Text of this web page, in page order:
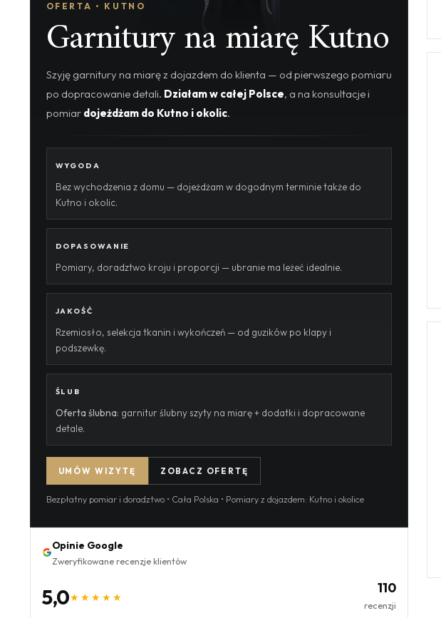
OFERTA • KUTNO
Garnitury na miarę Kutno
Szyję garnitury na miarę z dojazdem do klienta — od pierwszego pomiaru
po dopracowanie detali. Działam w całej Polsce, a na konsultacje i
pomiar dojeżdżam do Kutno i okolic.
WYGODA
Bez wychodzenia z domu — dojeżdżam w dogodnym terminie także do
Kutno i okolic.
DOPASOWANIE
Pomiary, doradztwo kroju i proporcji — ubranie ma leżeć idealnie.
JAKOŚĆ
Rzemiosło, selekcja tkanin i wykończeń — od guzików po klapy i
podszewkę.
ŚLUB
Oferta ślubna: garnitur ślubny szyty na miarę + dodatki i dopracowane
detale.
UMÓW WIZYTĘ ZOBACZ OFERTĘ
Bezpłatny pomiar i doradztwo • Cała Polska • Pomiary z dojazdem: Kutno i okolice
Opinie Google
Zweryfikowane recenzje klientów
5,0★★★★★
110
recenzji